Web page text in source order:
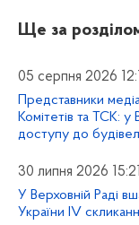
Ще за
05 серпня 2026
Представники
Комітетів та ТСК:
доступу до
30 липня 2026 15:21
У Верховній Раді
України IV